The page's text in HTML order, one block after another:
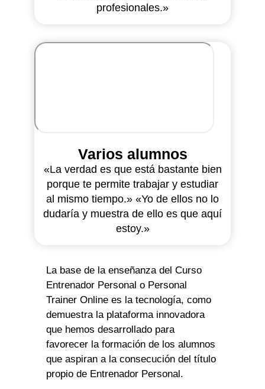
profesionales.»
Varios alumnos
«La verdad es que está bastante bien
porque te permite trabajar y estudiar
al mismo tiempo.» «Yo de ellos no lo
dudaría y muestra de ello es que aquí
estoy.»
La base de la enseñanza del Curso
Entrenador Personal o Personal
Trainer Online es la tecnología, como
demuestra la plataforma innovadora
que hemos desarrollado para
favorecer la formación de los alumnos
que aspiran a la consecución del título
propio de Entrenador Personal.